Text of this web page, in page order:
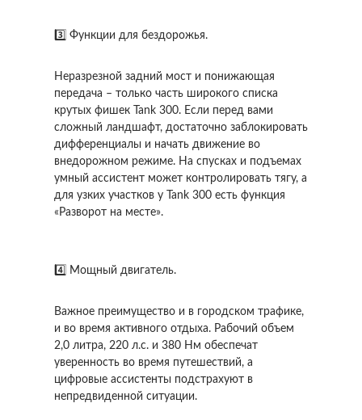
3️⃣ Функции для бездорожья.
Неразрезной задний мост и понижающая
передача – только часть широкого списка
крутых фишек Tank 300. Если перед вами
сложный ландшафт, достаточно заблокировать
дифференциалы и начать движение во
внедорожном режиме. На спусках и подъемах
умный ассистент может контролировать тягу, а
для узких участков у Tank 300 есть функция
«Разворот на месте».
4️⃣ Мощный двигатель.
Важное преимущество и в городском трафике,
и во время активного отдыха. Рабочий объем
2,0 литра, 220 л.с. и 380 Нм обеспечат
уверенность во время путешествий, а
цифровые ассистенты подстрахуют в
непредвиденной ситуации.